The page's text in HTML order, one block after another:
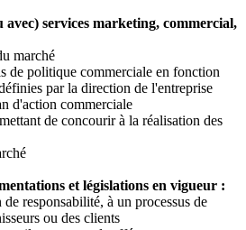
services marketing, commercial,
marché
de politique commerciale en fonction
par la direction de l'entreprise
d'action commerciale
de concourir à la réalisation des
et législations en vigueur :
responsabilité, à un processus de
ou des clients